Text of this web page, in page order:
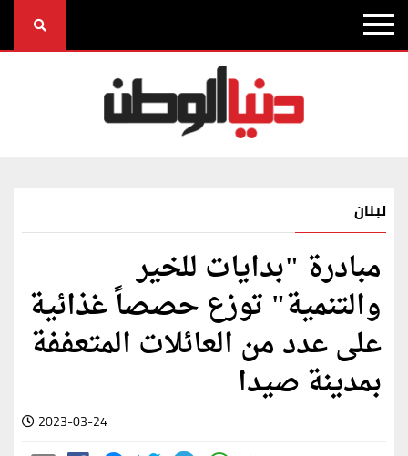
لبنان
مبادرة "بدايات للخير
والتنمية" توزع حصصاً غذائية
على عدد من العائلات المتعففة
بمدينة صيدا
2023-03-24